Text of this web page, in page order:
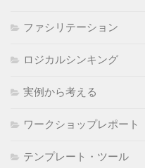
ファシリテーション
ロジカルシンキング
実例から考える
ワークショップレポート
テンプレート・ツール